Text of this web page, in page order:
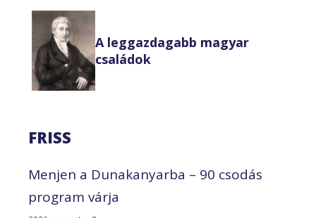
A leggazdagabb magyar
családok
FRISS
Menjen a Dunakanyarba – 90 csodás
program várja